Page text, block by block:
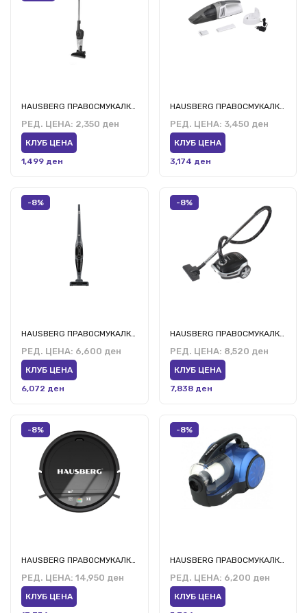
HAUSBERG ПРАВОСМУКАЛКА ХБ-2025 БЛ/НГ
РЕД. ЦЕНА: 2,350 ден
КЛУБ ЦЕНА
1,499 ден
HAUSBERG ПРАВОСМУКАЛКА ХБ-2035АБ
РЕД. ЦЕНА: 3,450 ден
КЛУБ ЦЕНА
3,174 ден
-8%
РЕД. ЦЕНА: 6,600 ден
КЛУБ ЦЕНА
6,072 ден
-8%
HAUSBERG ПРАВОСМУКАЛКА ХБ-2875НГ
РЕД. ЦЕНА: 8,520 ден
КЛУБ ЦЕНА
7,838 ден
-8%
HAUSBERG ПРАВОСМУКАЛКА РОБОТ ХБ-3005
РЕД. ЦЕНА: 14,950 ден
КЛУБ ЦЕНА
-8%
HAUSBERG ПРАВОСМУКАЛКА ХБ-2860БЛ
РЕД. ЦЕНА: 6,200 ден
КЛУБ ЦЕНА